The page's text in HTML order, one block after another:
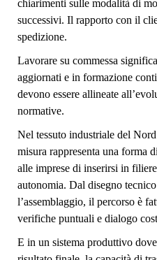
chiarimenti sulle modalità di
successivi. Il rapporto con il
spedizione.
Lavorare su commessa
aggiornati e in formazione
devono essere allineate
normative.
Nel tessuto industriale del
misura rappresenta una forma
alle imprese di inserirsi in
autonomia. Dal disegno
l’assemblaggio, il percorso è
verifiche puntuali e dialogo
E in un sistema produttivo